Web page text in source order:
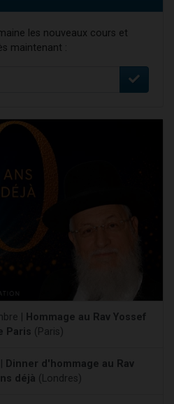
les nouveaux cours et
maintenant :
|
Hommage au Rav Yossef
Paris (Paris)
Dinner d'hommage au Rav
déjà (Londres)